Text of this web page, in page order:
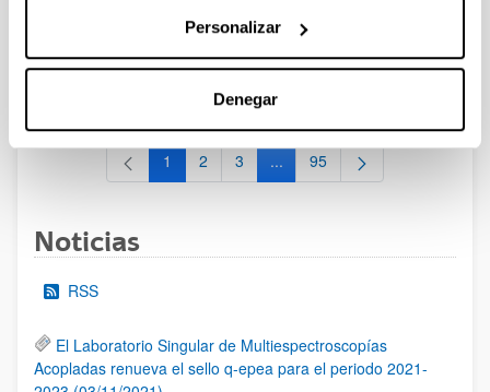
Personalizar
Denegar
GRUPO/PROYECTO DE INVESTIGACIÓN
09/07/2026: Fase 2. Resolución Definitiva de concedidos y
Página
1 Página
2 Página
3 ...Páginas intermedias Use TAB
Página
95
Noticias
RSS
El Laboratorio Singular de Multiespectroscopías
Acopladas renueva el sello q-epea para el periodo 2021-